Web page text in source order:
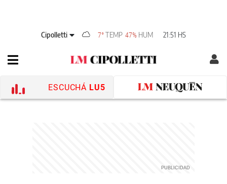
Cipolletti 7°TEMP 47% HUM 21:51 HS
ESCUCHÁ LU5